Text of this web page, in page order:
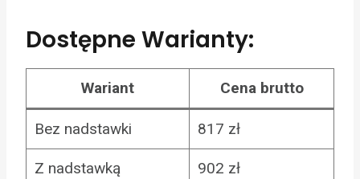
Dostępne Warianty:
Wariant Cena brutto
Bez nadstawki 817 zł
Z nadstawką 902 zł